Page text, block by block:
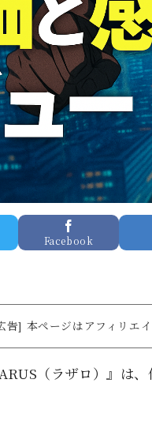
Facebook
告] 本ページはアフィリエ
（ラザロ）』は